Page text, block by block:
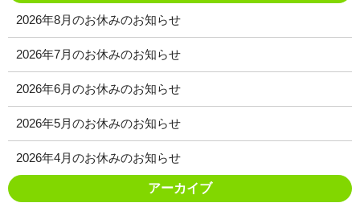
2026年8月のお休みのお知らせ
2026年7月のお休みのお知らせ
2026年6月のお休みのお知らせ
2026年5月のお休みのお知らせ
2026年4月のお休みのお知らせ
アーカイブ